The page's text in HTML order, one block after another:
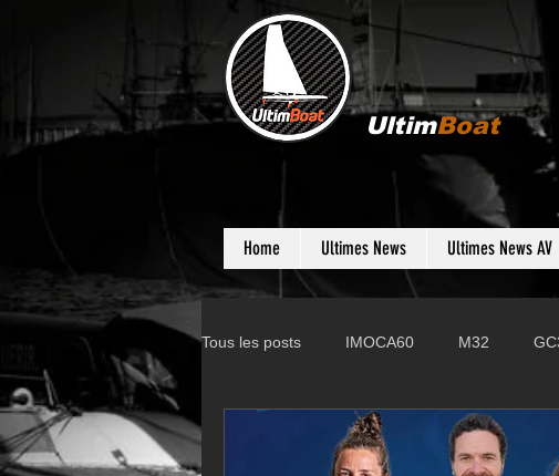
UltimBoat
Home Ultimes News Ultimes News AV
Tous les posts IMOCA60 M32
D35 Farr 280